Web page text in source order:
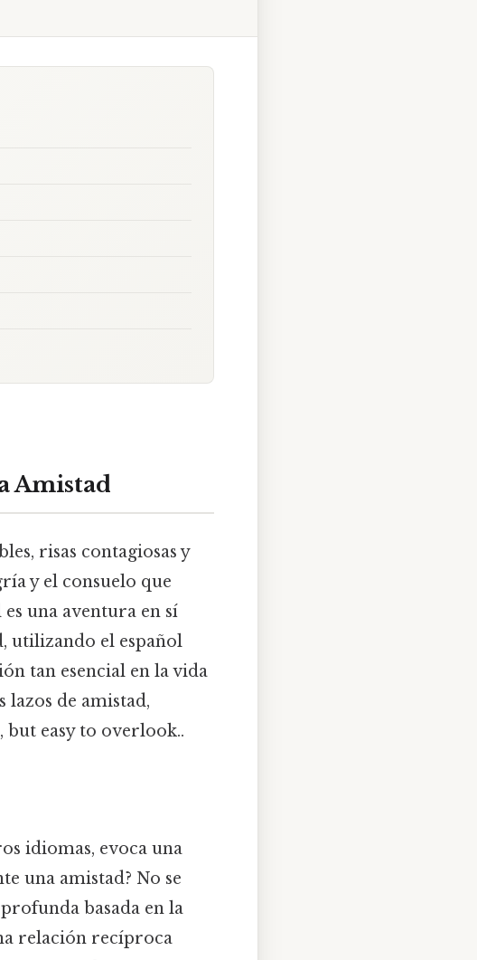
Amistad
risas contagiosas y
y el consuelo que
una aventura en sí
utilizando el español
tan esencial en la vida
de amistad,
but easy to overlook..
idiomas, evoca una
una amistad? No se
basada en la
relación recíproca